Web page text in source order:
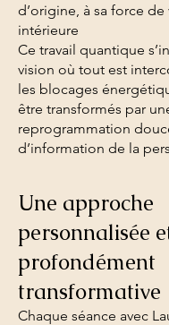
d’origine, à sa force de
intérieure
Ce travail quantique
vision où tout est
les blocages
être transformés par
reprogrammation
d’information de la
Une approche
personnalisée
profondément
transformative
Chaque séance avec